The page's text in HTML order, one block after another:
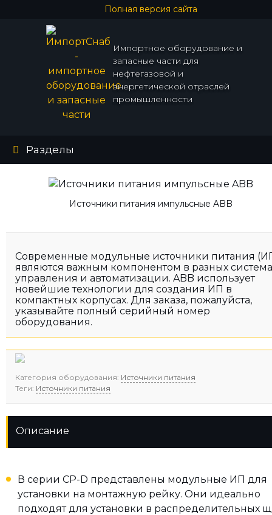
Полная версия сайта
Импортное оборудование и
запасные части для
нефтегазовой и
энергетической отраслей
промышленности
Разделы
Источники питания импульсные ABB
Современные модульные источники питания
являются важным компонентом в разных
управления и автоматизации. ABB использует
новейшие технологии для создания ИП в
компактных корпусах. Для заказа, пожалуйста,
указывайте полный серийный номер
оборудования.
Категория оборудования: Источники питания
Теги: Источники питания
Описание
В серии CP-D представлены модульные ИП для
установки на монтажную рейку. Они идеально
подходят для установки в распределительных